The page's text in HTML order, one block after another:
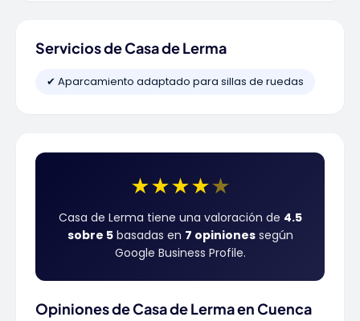
Servicios de Casa de Lerma
✔ Aparcamiento adaptado para sillas de ruedas
★★★★★
Casa de Lerma tiene una valoración de 4.5
sobre 5basadas en 7 opinionessegún
Google Business Profile.
Opiniones de Casa de Lerma en Cuenca